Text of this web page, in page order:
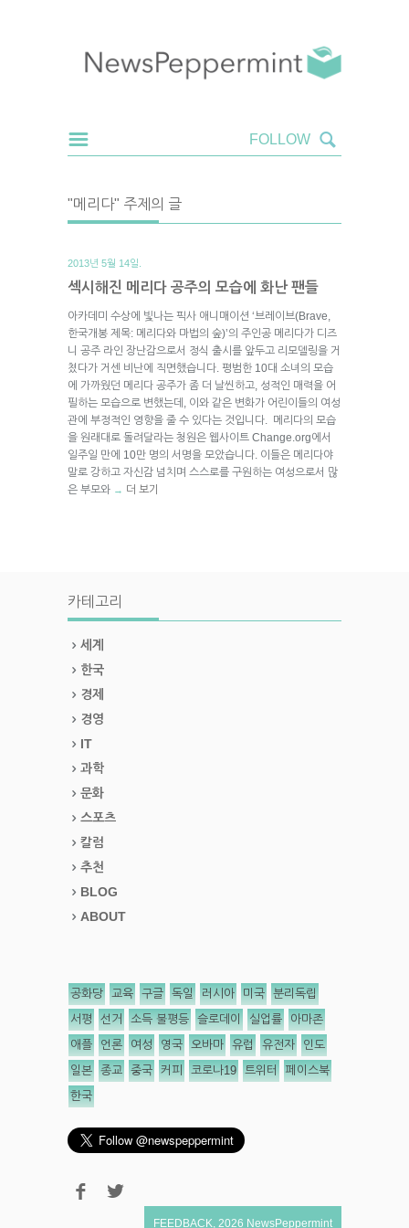
"메리다" 주제의 글
2013년 5월 14일.
섹시해진 메리다 공주의 모습에 화난 팬들
아카데미 수상에 빛나는 픽사 애니매이션 ‘브레이브(Brave,
한국개봉 제목: 메리다와 마법의 숲)’의 주인공 메리다가 디즈
니 공주 라인 장난감으로서 정식 출시를 앞두고 리모델링을 거
쳤다가 거센 비난에 직면했습니다. 평범한 10대 소녀의 모습
에 가까웠던 메리다 공주가 좀 더 날씬하고, 성적인 매력을 어
필하는 모습으로 변했는데, 이와 같은 변화가 어린이들의 여성
관에 부정적인 영향을 줄 수 있다는 것입니다. 메리다의 모습
을 원래대로 돌려달라는 청원은 웹사이트 Change.org에서
일주일 만에 10만 명의 서명을 모았습니다. 이들은 메리다야
말로 강하고 자신감 넘치며 스스로를 구원하는 여성으로서 많
은 부모와 → 더 보기
카테고리
세계
한국
경제
경영
IT
과학
문화
스포츠
칼럼
추천
BLOG
ABOUT
공화당 교육 구글 독일 러시아 미국 분리독립
서평 선거 소득 불평등 슬로데이 실업률 아마존
애플 언론 여성 영국 오바마 유럽 유전자 인도
일본 종교 중국 커피 코로나19 트위터 페이스북
한국
FEEDBACK 2026 NewsPeppermint